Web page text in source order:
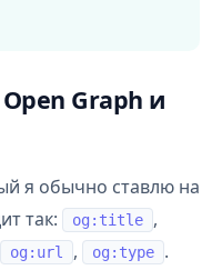
Graph и
я обычно ставлю на
так:
og:title ,
og:url , og:type
.